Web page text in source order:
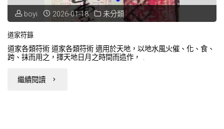
boyi 2026-01-18 未分類
道家符籙
道家各類符術 道家各類符術 適用於天地，以地水風火催、化、食、
跨、抹而用之，擇天地日月之時間而造作， …
繼續閱讀 "道